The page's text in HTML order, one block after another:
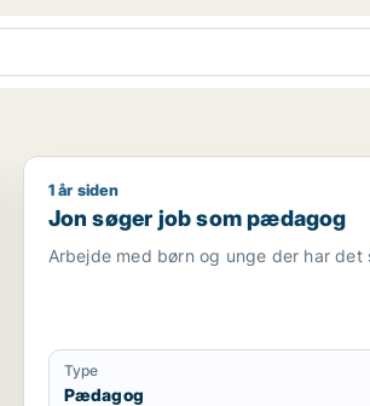
/ kulturmedarbejder / lærer /
Jon søger job som pædagog
1 år siden
Jon søger job som pædagog
Arbejde med børn og unge der har
Type
Pædagog